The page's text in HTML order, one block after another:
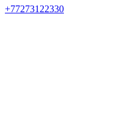
+77273122330